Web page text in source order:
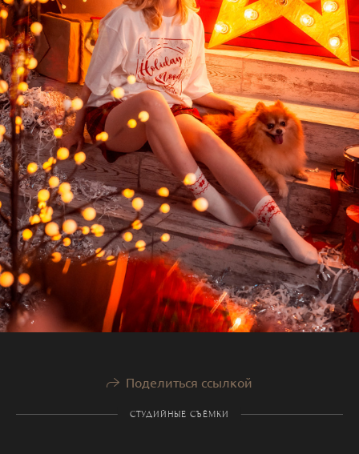
Поделиться ссылкой
СТУДИЙНЫЕ СЪЁМКИ